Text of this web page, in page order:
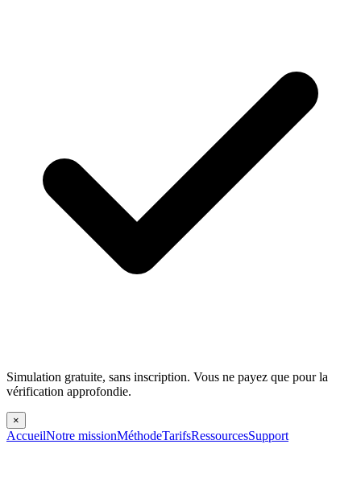
Simulation gratuite, sans inscription. Vous ne payez que pour la
vérification approfondie.
×
AccueilNotre missionMéthodeTarifsRessourcesSupport